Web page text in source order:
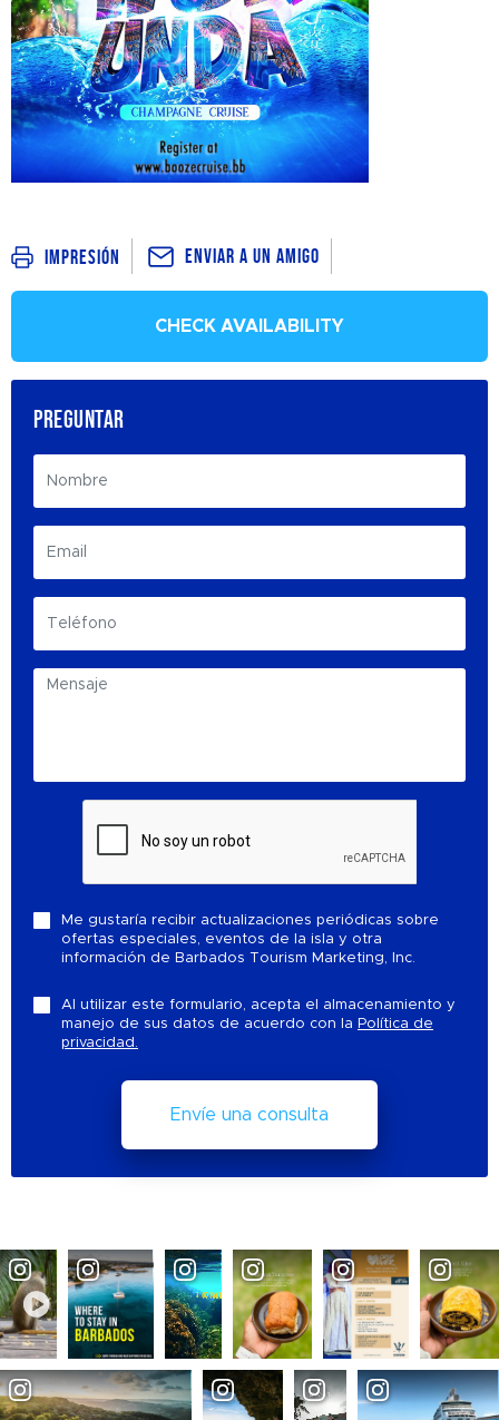
Impresión Enviar a un amigo
CHECK AVAILABILITY
PREGUNTAR
Me gustaría recibir actualizaciones periódicas sobre
ofertas especiales, eventos de la isla y otra
información de Barbados Tourism Marketing, Inc.
Al utilizar este formulario, acepta el almacenamiento y
manejo de sus datos de acuerdo con la Política de
privacidad.